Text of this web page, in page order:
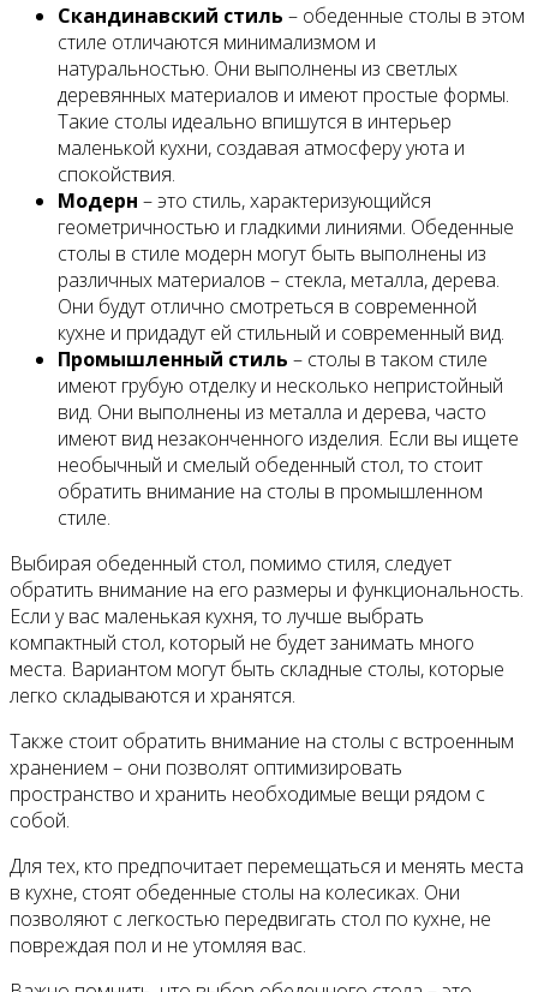
Скандинавский стиль – обеденные столы в этом
стиле отличаются минимализмом и
натуральностью. Они выполнены из светлых
деревянных материалов и имеют простые формы.
Такие столы идеально впишутся в интерьер
маленькой кухни, создавая атмосферу уюта и
спокойствия.
Модерн – это стиль, характеризующийся
геометричностью и гладкими линиями. Обеденные
столы в стиле модерн могут быть выполнены из
различных материалов – стекла, металла, дерева.
Они будут отлично смотреться в современной
кухне и придадут ей стильный и современный вид.
Промышленный стиль – столы в таком стиле
имеют грубую отделку и несколько непристойный
вид. Они выполнены из металла и дерева, часто
имеют вид незаконченного изделия. Если вы ищете
необычный и смелый обеденный стол, то стоит
обратить внимание на столы в промышленном
стиле.
Выбирая обеденный стол, помимо стиля, следует
обратить внимание на его размеры и функциональность.
Если у вас маленькая кухня, то лучше выбрать
компактный стол, который не будет занимать много
места. Вариантом могут быть складные столы, которые
легко складываются и хранятся.
Также стоит обратить внимание на столы с встроенным
хранением – они позволят оптимизировать
пространство и хранить необходимые вещи рядом с
собой.
Для тех, кто предпочитает перемещаться и менять места
в кухне, стоят обеденные столы на колесиках. Они
позволяют с легкостью передвигать стол по кухне, не
повреждая пол и не утомляя вас.